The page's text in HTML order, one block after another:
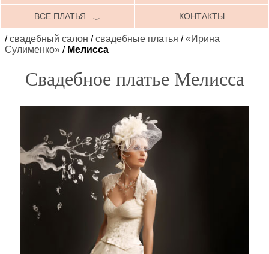
ВСЕ ПЛАТЬЯ ﹀ КОНТАКТЫ
/свадебный салон /свадебные платья /«Ирина
Сулименко» / Мелисса
Свадебное платье Мелисса